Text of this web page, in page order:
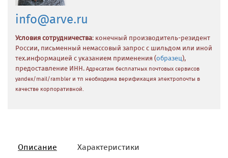
info@arve.ru
Условия сотрудничества: конечный производитель-резидент
России, письменный немассовый запрос с шильдом или иной
тех.информацией с указанием применения (образец),
предоставление ИНН. Адресатам бесплатных почтовых сервисов
yandex/mail/rambler и тп необходима верификация электропочты в
качестве корпоративной.
Описание Характеристики